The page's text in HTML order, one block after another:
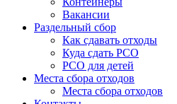
Вакансии
Раздельный сбор
Как сдавать отходы
Куда сдать РСО
РСО для детей
Места сбора отходов
Места сбора отходов